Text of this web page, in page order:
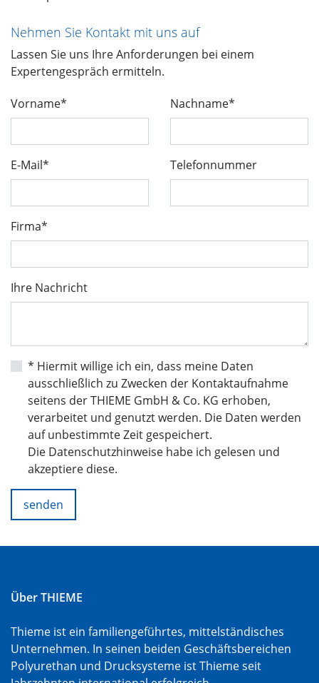
Nehmen Sie Kontakt mit uns auf
Lassen Sie uns Ihre Anforderungen bei einem
Expertengespräch ermitteln.
Vorname* Nachname*
E-Mail* Telefonnummer
Firma*
Ihre Nachricht
* Hiermit willige ich ein, dass meine Daten
ausschließlich zu Zwecken der Kontaktaufnahme
seitens der THIEME GmbH & Co. KG erhoben,
verarbeitet und genutzt werden. Die Daten werden
auf unbestimmte Zeit gespeichert.
Die Datenschutzhinweise habe ich gelesen und
akzeptiere diese.
senden
Über THIEME
Thieme ist ein familiengeführtes, mittelständisches
Unternehmen. In seinen beiden Geschäftsbereichen
Polyurethan und Drucksysteme ist Thieme seit